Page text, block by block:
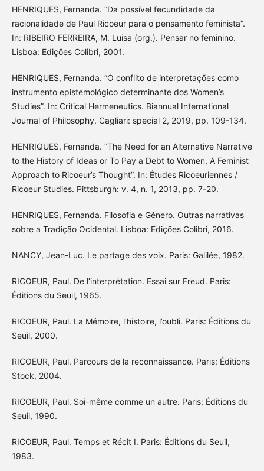
HENRIQUES, Fernanda. “Da possível fecundidade da
racionalidade de Paul Ricoeur para o pensamento feminista”.
In: RIBEIRO FERREIRA, M. Luisa (org.). Pensar no feminino.
Lisboa: Edições Colibri, 2001.
HENRIQUES, Fernanda. “O conflito de interpretações como
instrumento epistemológico determinante dos Women’s
Studies”. In: Critical Hermeneutics. Biannual International
Journal of Philosophy. Cagliari: special 2, 2019, pp. 109-134.
HENRIQUES, Fernanda. “The Need for an Alternative Narrative
to the History of Ideas or To Pay a Debt to Women, A Feminist
Approach to Ricoeur’s Thought”. In: Études Ricoeuriennes /
Ricoeur Studies. Pittsburgh: v. 4, n. 1, 2013, pp. 7-20.
HENRIQUES, Fernanda. Filosofia e Género. Outras narrativas
sobre a Tradição Ocidental. Lisboa: Edições Colibri, 2016.
NANCY, Jean-Luc. Le partage des voix. Paris: Galilée, 1982.
RICOEUR, Paul. De l’interprétation. Essai sur Freud. Paris:
Éditions du Seuil, 1965.
RICOEUR, Paul. La Mémoire, l’histoire, l’oubli. Paris: Éditions du
Seuil, 2000.
RICOEUR, Paul. Parcours de la reconnaissance. Paris: Éditions
Stock, 2004.
RICOEUR, Paul. Soi-même comme un autre. Paris: Éditions du
Seuil, 1990.
RICOEUR, Paul. Temps et Récit I. Paris: Éditions du Seuil,
1983.